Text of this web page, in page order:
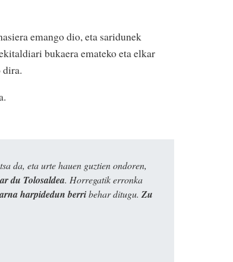
emango dio, eta saridunek
bukaera emateko eta elkar
dira.
da, eta urte hauen guztien ondoren,
du Tolosaldea. Horregatik erronka
harpidedun berribehar ditugu. Zu